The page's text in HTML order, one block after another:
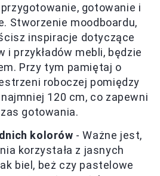
gotowanie i
Stworzenie moodboardu,
inspiracje dotyczące
i przykładów mebli, będzie
Przy tym pamiętaj o
roboczej pomiędzy
120 cm, co zapewni
gotowania.
kolorów - Ważne jest,
korzystała z jasnych
biel, beż czy pastelowe